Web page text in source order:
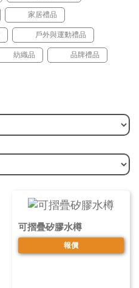
家居禮品
戶外與運動禮品
紡織品 品牌禮品
可摺疊矽膠水樽
報價